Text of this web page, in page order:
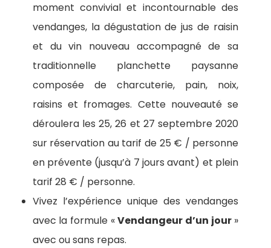
moment convivial et incontournable des
vendanges, la dégustation de jus de raisin
et du vin nouveau accompagné de sa
traditionnelle planchette paysanne
composée de charcuterie, pain, noix,
raisins et fromages. Cette nouveauté se
déroulera les 25, 26 et 27 septembre 2020
sur réservation au tarif de 25 € / personne
en prévente (jusqu’à 7 jours avant) et plein
tarif 28 € / personne.
Vivez l’expérience unique des vendanges
avec la formule «Vendangeur d’un jour»
avec ou sans repas.